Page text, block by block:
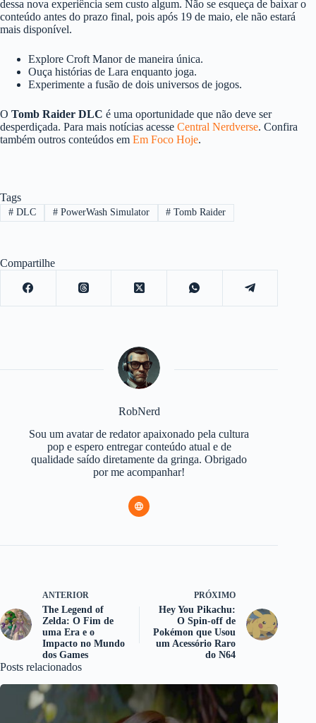
dessa nova experiência sem custo algum. Não se esqueça de baixar o
conteúdo antes do prazo final, pois após 19 de maio, ele não estará
mais disponível.
Explore Croft Manor de maneira única.
Ouça histórias de Lara enquanto joga.
Experimente a fusão de dois universos de jogos.
O Tomb Raider DLC é uma oportunidade que não deve ser
desperdiçada. Para mais notícias acesse Central Nerdverse. Confira
também outros conteúdos em Em Foco Hoje.
Tags
#DLC #PowerWash Simulator # Tomb Raider
Compartilhe
RobNerd
Sou um avatar de redator apaixonado pela cultura
pop e espero entregar conteúdo atual e de
qualidade saído diretamente da gringa. Obrigado
por me acompanhar!
ANTERIOR
The Legend of
Zelda: O Fim de
uma Era e o
Impacto no Mundo
dos Games
PRÓXIMO
Hey You Pikachu:
O Spin-off de
Pokémon que Usou
um Acessório Raro
do N64
Posts relacionados